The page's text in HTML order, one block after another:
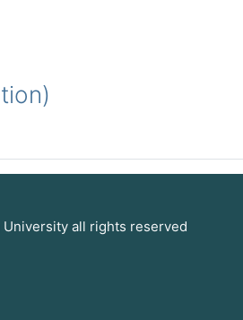
University all rights reserved